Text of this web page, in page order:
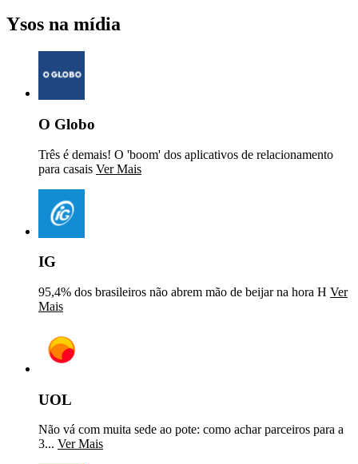
Ysos na mídia
O Globo
Três é demais! O 'boom' dos aplicativos de relacionamento
para casais Ver Mais
IG
95,4% dos brasileiros não abrem mão de beijar na hora H Ver
Mais
UOL
Não vá com muita sede ao pote: como achar parceiros para a
3... Ver Mais